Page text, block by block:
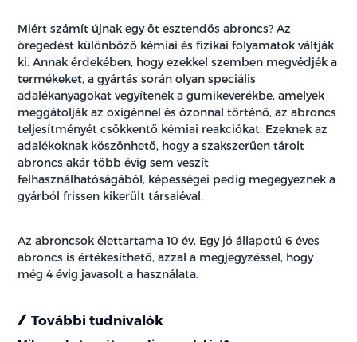
Miért számít újnak egy öt esztendős abroncs? Az
öregedést különböző kémiai és fizikai folyamatok váltják
ki. Annak érdekében, hogy ezekkel szemben megvédjék a
termékeket, a gyártás során olyan speciális
adalékanyagokat vegyítenek a gumikeverékbe, amelyek
meggátolják az oxigénnel és ózonnal történő, az abroncs
teljesítményét csökkentő kémiai reakciókat. Ezeknek az
adalékoknak köszönhető, hogy a szakszerűen tárolt
abroncs akár több évig sem veszít
felhasználhatóságából, képességei pedig megegyeznek a
gyárból frissen kikerült társaiéval.
Az abroncsok élettartama 10 év. Egy jó állapotú 6 éves
abroncs is értékesíthető, azzal a megjegyzéssel, hogy
még 4 évig javasolt a használata.
További tudnivalók